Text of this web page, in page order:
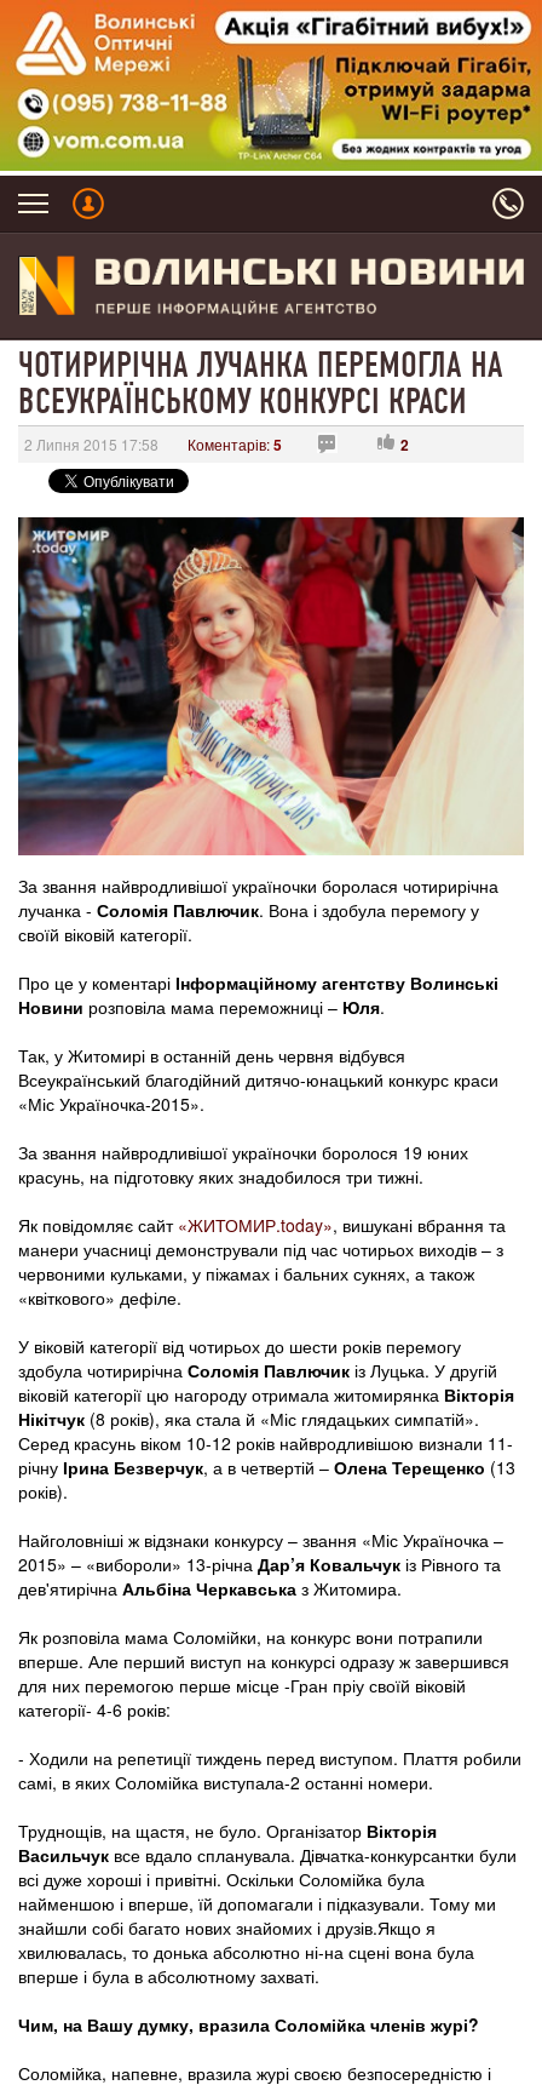
ЧОТИРИРІЧНА ЛУЧАНКА ПЕРЕМОГЛА НА
ВСЕУКРАЇНСЬКОМУ КОНКУРСІ КРАСИ
2 Липня 2015 17:58 Коментарів:5 2
За звання найвродливішої україночки боролася чотирирічна
лучанка - Соломія Павлючик. Вона і здобула перемогу у
своїй віковій категорії.
Про це у коментарі Інформаційному агентству Волинські
Новини розповіла мама переможниці – Юля.
Так, у Житомирі в останній день червня відбувся
Всеукраїнський благодійний дитячо-юнацький конкурс краси
«Міс Україночка-2015».
За звання найвродливішої україночки боролося 19 юних
красунь, на підготовку яких знадобилося три тижні.
Як повідомляє сайт «ЖИТОМИР.today», вишукані вбрання та
манери учасниці демонстрували під час чотирьох виходів – з
червоними кульками, у піжамах і бальних сукнях, а також
«квіткового» дефіле.
У віковій категорії від чотирьох до шести років перемогу
здобула чотирирічна Соломія Павлючик із Луцька. У другій
віковій категорії цю нагороду отримала житомирянка Вікторія
Нікітчук (8 років), яка стала й «Міс глядацьких симпатій».
Серед красунь віком 10-12 років найвродливішою визнали 11-
річну Ірина Безверчук, а в четвертій – Олена Терещенко (13
років).
Найголовніші ж відзнаки конкурсу – звання «Міс Україночка –
2015» – «вибороли» 13-річна Дар’я Ковальчук із Рівного та
дев'ятирічна Альбіна Черкавська з Житомира.
Як розповіла мама Соломійки, на конкурс вони потрапили
вперше. Але перший виступ на конкурсі одразу ж завершився
для них перемогою перше місце -Гран пріу своїй віковій
категорії- 4-6 років:
- Ходили на репетиції тиждень перед виступом. Плаття робили
самі, в яких Соломійка виступала-2 останні номери.
Труднощів, на щастя, не було. Організатор Вікторія
Васильчук все вдало спланувала. Дівчатка-конкурсантки були
всі дуже хороші і привітні. Оскільки Соломійка була
найменшою і вперше, їй допомагали і підказували. Тому ми
знайшли собі багато нових знайомих і друзів.Якщо я
хвилювалась, то донька абсолютно ні-на сцені вона була
вперше і була в абсолютному захваті.
Чим, на Вашу думку, вразила Соломійка членів журі?
Соломійка, напевне, вразила журі своєю безпосередністю і